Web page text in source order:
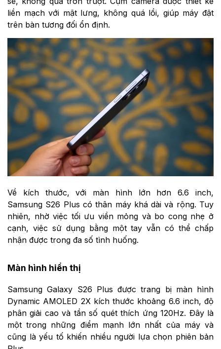
liền mạch với mặt lưng, không quá lồi, giúp máy đặt
trên bàn tương đối ổn định.
Về kích thước, với màn hình lớn hơn 6.6 inch,
Samsung S26 Plus có thân máy khá dài và rộng. Tuy
nhiên, nhờ việc tối ưu viền mỏng và bo cong nhẹ ở
cạnh, việc sử dụng bằng một tay vẫn có thể chấp
nhận được trong đa số tình huống.
Màn hình hiển thị
Samsung Galaxy S26 Plus được trang bị màn hình
Dynamic AMOLED 2X kích thước khoảng 6.6 inch, độ
phân giải cao và tần số quét thích ứng 120Hz. Đây là
một trong những điểm mạnh lớn nhất của máy và
cũng là yếu tố khiến nhiều người lựa chọn phiên bản